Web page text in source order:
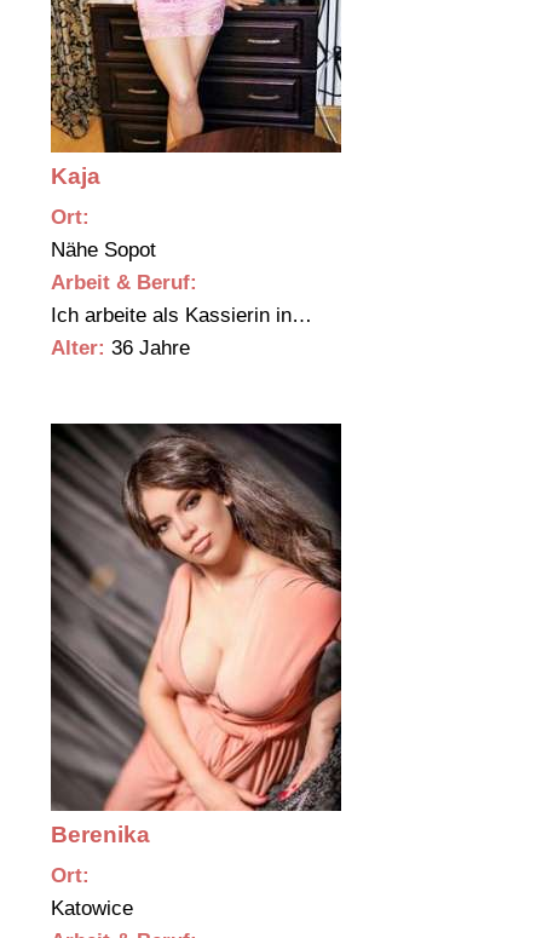
Kaja
Ort:
Nähe Sopot
Arbeit & Beruf:
Ich arbeite als Kassierin in…
Alter: 36 Jahre
Berenika
Ort:
Katowice